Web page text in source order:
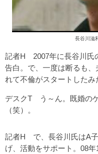
長谷川滋
記者H 2007年に長谷川氏
告白。で、一度は断るも
れて不倫がスタートしたみ
デスクT う～ん。既婚の
（笑）。
記者H で、長谷川氏はA
げ、活動をサポート。08